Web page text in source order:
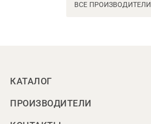
ВСЕ ПРОИЗВОДИТЕЛИ
КАТАЛОГ
ПРОИЗВОДИТЕЛИ